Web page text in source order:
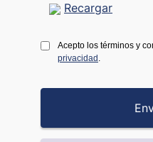
Recargar
Acepto los términos y
privacidad .